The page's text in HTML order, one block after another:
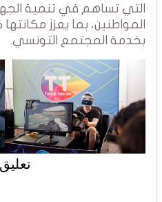
التي تساهم في تنمية
المواطنين، بما يعزز
بخدمة المجتمع التونسي.